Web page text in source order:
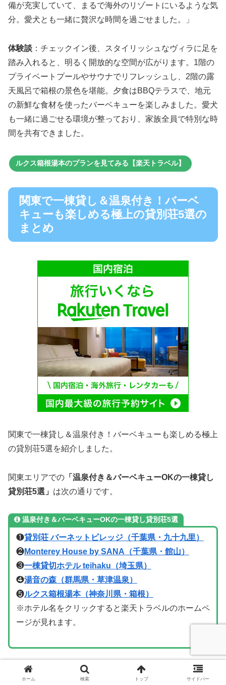
備が充実していて、まるで海外のリゾートにいるような気
分。愛犬とも一緒に贅沢な時間を過ごせました。」
体験談 ：チェックイン後、スタイリッシュなヴィラに足を
踏み入れると、明るく開放的な空間が広がります。1階の
プライベートプールやサウナでリフレッシュし、2階の露
天風呂で箱根の景色を堪能。夕食はBBQテラスで、地元
の新鮮な食材を使ったバーベキューを楽しみました。愛犬
も一緒に過ごせる環境が整っており、家族全員で特別な時
間を共有できました。
ルクス箱根湯本のプランを見てみる【楽天トラベル】
関東で一棟貸し＆温泉付き！バーベ
キューも楽しめる極上の貸別荘5選の
まとめ
関東で一棟貸し＆温泉付き！バーベキューも楽しめる極上
の貸別荘5選を紹介しました。
関東エリアでの 「温泉付き＆バーベキューOKの一棟貸し
貸別荘5選」 は次の通りです。
温泉付き＆バーベキューOKの一棟貸し貸別荘5選
❶貸別荘 バーネットビレッジ（千葉県・九十九里）
❷Monterey House by SANA（千葉県・館山）
❸一棟貸切ホテル teihaku（埼玉県）
❹湯音の森（群馬県・草津温泉）
❺ルクス箱根湯本（神奈川県・箱根）
※ホテル名をクリックすると楽天トラベルのホームペ
ージが見れます。
関東には、一棟貸しで温泉付き、さらにバーベキューも楽
ホーム 検索 トップ サイドバー